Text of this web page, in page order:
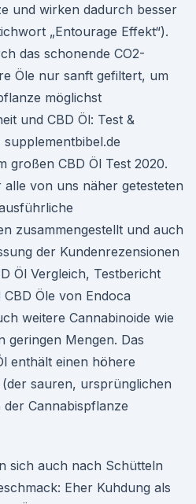
und wirken dadurch besser
„Entourage Effekt“).
das schonende CO2-
Öle nur sanft gefiltert, um
möglichst
und CBD Öl: Test &
großen CBD Öl Test 2020.
von uns näher getesteten
zusammengestellt und auch
der Kundenrezensionen
Öl Vergleich, Testbericht
Öle von Endoca
weitere Cannabinoide wie
geringen Mengen. Das
enthält einen höhere
sauren, ursprünglichen
der Cannabispflanze
sich auch nach Schütteln
Eher Kuhdung als